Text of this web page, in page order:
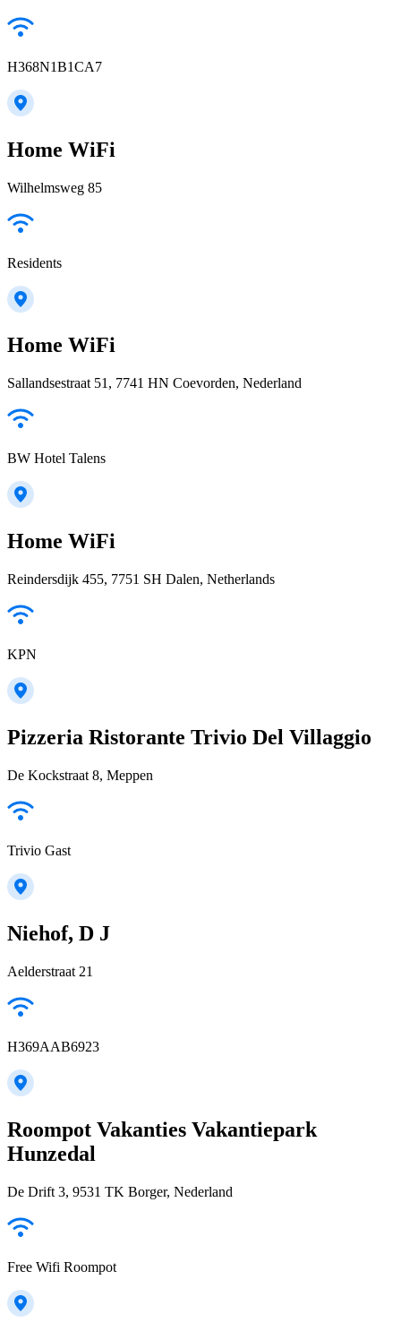
H368N1B1CA7
Home WiFi
Wilhelmsweg 85
Residents
Home WiFi
Sallandsestraat 51, 7741 HN Coevorden, Nederland
BW Hotel Talens
Home WiFi
Reindersdijk 455, 7751 SH Dalen, Netherlands
KPN
Pizzeria Ristorante Trivio Del Villaggio
De Kockstraat 8, Meppen
Trivio Gast
Niehof, D J
Aelderstraat 21
H369AAB6923
Roompot Vakanties Vakantiepark
Hunzedal
De Drift 3, 9531 TK Borger, Nederland
Free Wifi Roompot